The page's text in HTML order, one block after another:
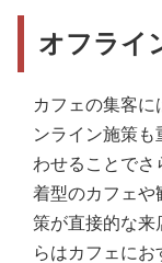
オフライ
カフェの集客
ンライン施策
わせることでさ
着型のカフェや
策が直接的な来
らはカフェに